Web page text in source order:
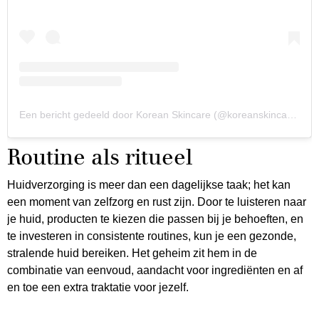
Routine als ritueel
Huidverzorging is meer dan een dagelijkse taak; het kan
een moment van zelfzorg en rust zijn. Door te luisteren naar
je huid, producten te kiezen die passen bij je behoeften, en
te investeren in consistente routines, kun je een gezonde,
stralende huid bereiken. Het geheim zit hem in de
combinatie van eenvoud, aandacht voor ingrediënten en af
en toe een extra traktatie voor jezelf.